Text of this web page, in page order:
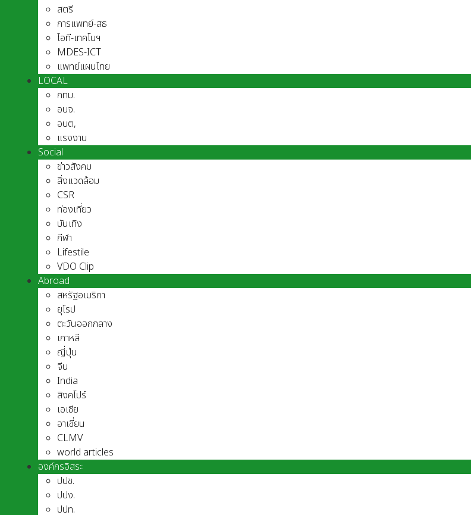
สตรี
การแพทย์-สธ
ไอที-เทคโนฯ
MDES-ICT
แพทย์แผนไทย
LOCAL
กทม.
อบจ.
อบต,
แรงงาน
Social
ข่าวสังคม
สิ่งแวดล้อม
CSR
ท่องเที่ยว
บันเทิง
กีฬา
Lifestile
VDO Clip
Abroad
สหรัฐอเมริกา
ยุโรป
ตะวันออกกลาง
เกาหลี
ญี่ปุ่น
จีน
India
สิงคโปร์
เอเชีย
อาเชี่ยน
CLMV
world articles
องค์กรอิสระ
ปปช.
ปปง.
ปปท.